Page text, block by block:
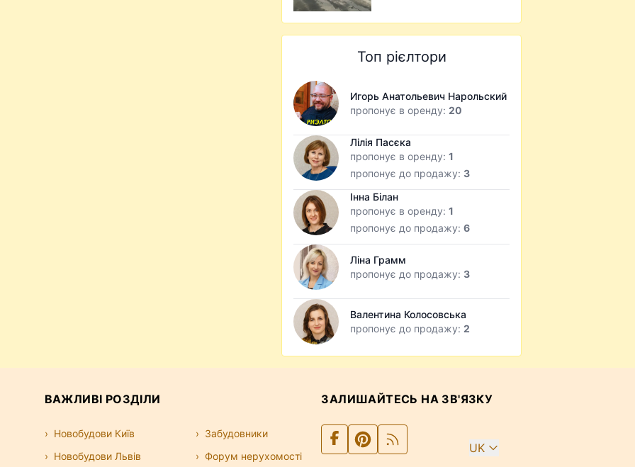
Топ рієлтори
Игорь Анатольевич Нарольский
пропонує в оренду:20
Лілія Пасєка
пропонує в оренду:1
пропонує до продажу: 3
Інна Білан
пропонує в оренду:1
пропонує до продажу:6
Ліна Грамм
пропонує до продажу: 3
Валентина Колосовська
пропонує до продажу:2
ВАЖЛИВІ РОЗДІЛИ
Новобудови Київ
Новобудови Львів
Забудовники
Форум нерухомості
ЗАЛИШАЙТЕСЬ НА ЗВ'ЯЗКУ
UK